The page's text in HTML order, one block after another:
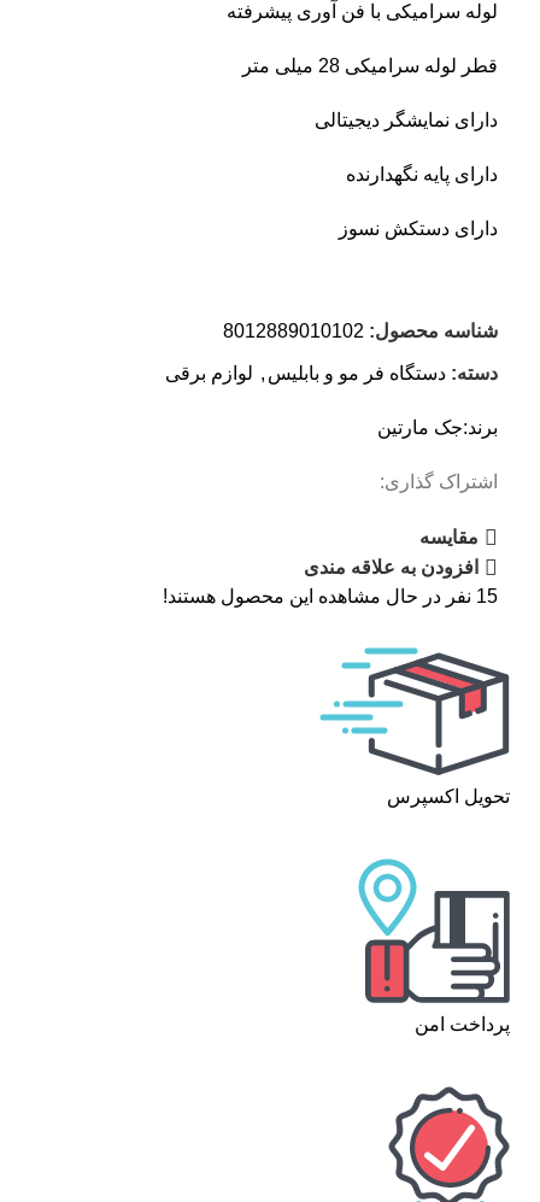
لوله سرامیکی با فن آوری پیشرفته
قطر لوله سرامیکی 28 میلی متر
دارای نمایشگر دیجیتالی
دارای پایه نگهدارنده
دارای دستکش نسوز
شناسه محصول: 8012889010102
دسته: دستگاه فر مو و بابلیس , لوازم برقی
برند:جک مارتین
اشتراک گذاری:
مقایسه
افزودن به علاقه مندی
15 نفر در حال مشاهده این محصول هستند!
تحویل اکسپرس
پرداخت امن